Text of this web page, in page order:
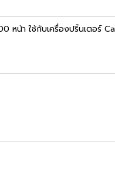
น้า ใช้กับเครื่องปริ้นเตอร์